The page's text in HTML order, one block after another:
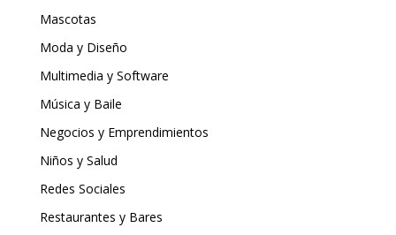
Mascotas
Moda y Diseño
Multimedia y Software
Música y Baile
Negocios y Emprendimientos
Niños y Salud
Redes Sociales
Restaurantes y Bares